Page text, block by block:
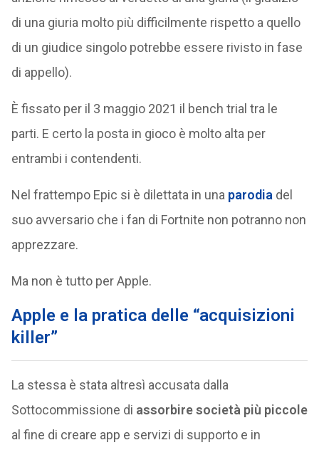
di una giuria molto più difficilmente rispetto a quello
di un giudice singolo potrebbe essere rivisto in fase
di appello).
È fissato per il 3 maggio 2021 il bench trial tra le
parti. E certo la posta in gioco è molto alta per
entrambi i contendenti.
Nel frattempo Epic si è dilettata in una parodia del
suo avversario che i fan di Fortnite non potranno non
apprezzare.
Ma non è tutto per Apple.
Apple e la pratica delle “acquisizioni
killer”
La stessa è stata altresì accusata dalla
Sottocommissione di assorbire società più piccole
al fine di creare app e servizi di supporto e in